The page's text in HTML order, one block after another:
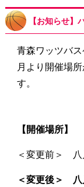
【お知らせ】
青森ワッツバ
月より開催場
す。
【開催場所】
＜変更前＞
＜変更後＞ 八